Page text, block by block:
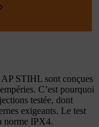
AP STIHL sont conçues
C’est pourquoi
testée, dont
exigeants. Le test
norme IPX4.